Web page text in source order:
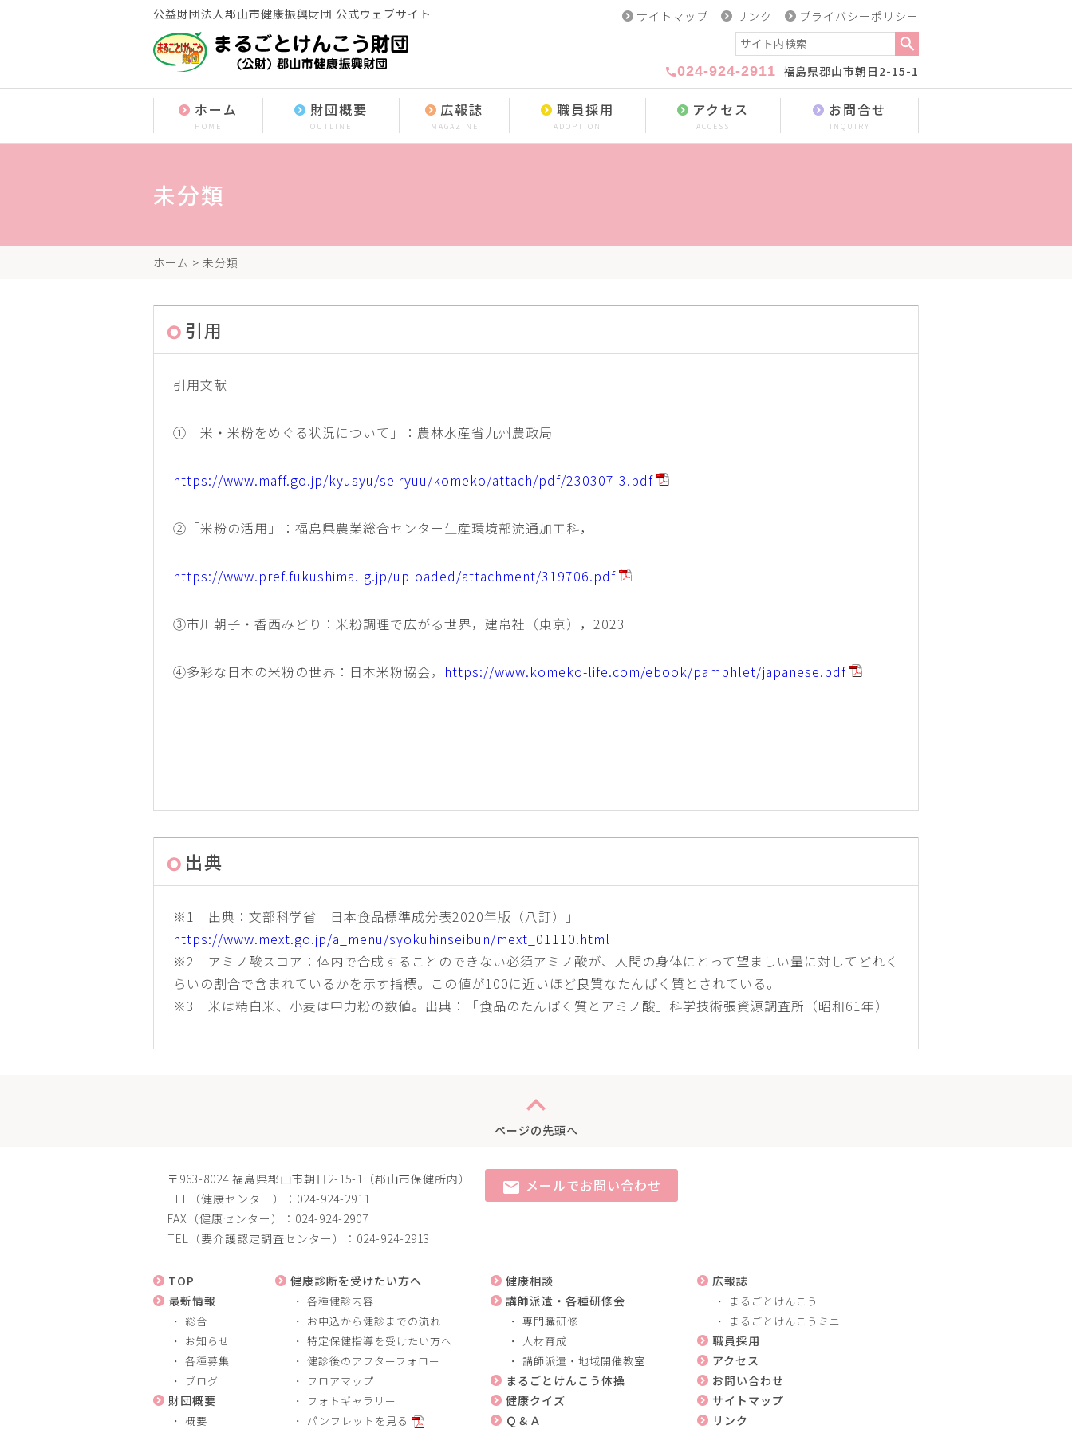
公益財団法人郡山市健康振興財団 公式ウェブサイト
call024-924-2911 福島県郡山市朝日2-15-1
ホーム
HOME
財団概要
OUTLINE
広報誌
MAGAZINE
職員採用
ADOPTION
アクセス
ACCESS
お問合せ
INQUIRY
サイトマップ リンク プライバシーポリシー
未分類
ホーム > 未分類
引用
引用文献
①「米・米粉をめぐる状況について」：農林水産省九州農政局
https://www.maff.go.jp/kyusyu/seiryuu/komeko/attach/pdf/230307-3.pdf
②「米粉の活用」：福島県農業総合センター生産環境部流通加工科，
https://www.pref.fukushima.lg.jp/uploaded/attachment/319706.pdf
③市川朝子・香西みどり：米粉調理で広がる世界，建帛社（東京），2023
④多彩な日本の米粉の世界：日本米粉協会， https://www.komeko-life.com/ebook/pamphlet/japanese.pdf
出典
※1 出典：文部科学省「日本食品標準成分表2020年版（八訂）」
https://www.mext.go.jp/a_menu/syokuhinseibun/mext_01110.html
※2 アミノ酸スコア：体内で合成することのできない必須アミノ酸が、人間の身体にとって望ましい量に対してどれく
らいの割合で含まれているかを示す指標。この値が100に近いほど良質なたんぱく質とされている。
※3 米は精白米、小麦は中力粉の数値。出典：「食品のたんぱく質とアミノ酸」科学技術張資源調査所（昭和61年）
expand_less
ページの先頭へ
〒963-8024 福島県郡山市朝日2-15-1（郡山市保健所内）
TEL（健康センター）：024-924-2911
FAX（健康センター）：024-924-2907
TEL（要介護認定調査センター）：024-924-2913
mail メールでお問い合わせ
TOP
最新情報
総合
お知らせ
各種募集
ブログ
財団概要
概要
健康診断を受けたい方へ
各種健診内容
お申込から健診までの流れ
特定保健指導を受けたい方へ
健診後のアフターフォロー
フロアマップ
フォトギャラリー
パンフレットを見る
健康相談
講師派遣・各種研修会
専門職研修
人材育成
講師派遣・地域開催教室
まるごとけんこう体操
健康クイズ
Ｑ＆Ａ
広報誌
まるごとけんこう
まるごとけんこうミニ
職員採用
アクセス
お問い合わせ
サイトマップ
リンク